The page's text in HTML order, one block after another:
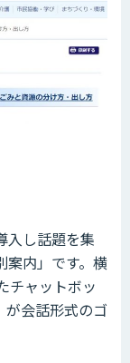
入し話題を集
案内」です。横
チャットボッ
が会話形式のゴ